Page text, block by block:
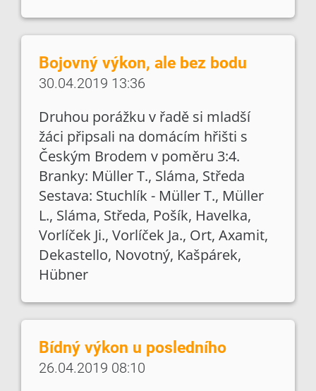
Bojovný výkon, ale bez bodu
30.04.2019 13:36
Druhou porážku v řadě si mladší
žáci připsali na domácím hřišti s
Českým Brodem v poměru 3:4.
Branky: Müller T., Sláma, Středa
Sestava: Stuchlík - Müller T., Müller
L., Sláma, Středa, Pošík, Havelka,
Vorlíček Ji., Vorlíček Ja., Ort, Axamit,
Dekastello, Novotný, Kašpárek,
Hübner
Bídný výkon u posledního
26.04.2019 08:10